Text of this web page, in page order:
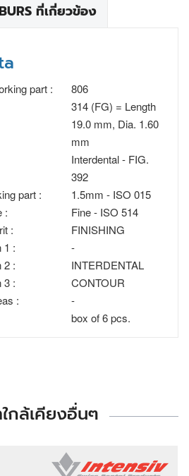
ที่เกี่ยวข้อง
part : 806
314 (FG) = Length
19.0 mm, Dia. 1.60
mm
Interdental - FIG.
392
part :
1.5mm - ISO 015
:
Fine - ISO 514
:
FINISHING
1 :
-
2 :
INTERDENTAL
3 :
CONTOUR
:
-
box of 6 pcs.
กล้เคียงอื่นๆ